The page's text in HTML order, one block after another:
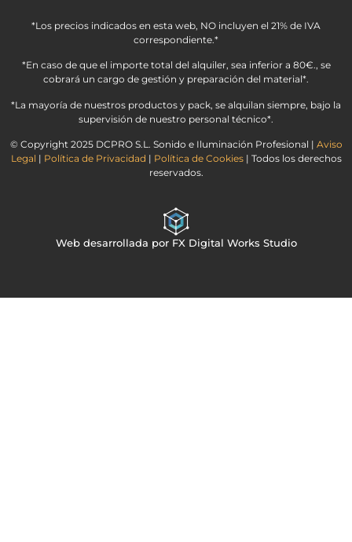
*Los precios indicados en esta web, NO incluyen el 21% de IVA
correspondiente.*
*En caso de que el importe total del alquiler, sea inferior a 80€., se
cobrará un cargo de gestión y preparación del material*.
*La mayoría de nuestros productos y pack, se alquilan siempre, bajo la
supervisión de nuestro personal técnico*.
© Copyright 2025 DCPRO S.L. Sonido e Iluminación Profesional | Aviso
Legal | Política de Privacidad | Política de Cookies| Todos los derechos
reservados.
Web desarrollada por FX Digital Works Studio